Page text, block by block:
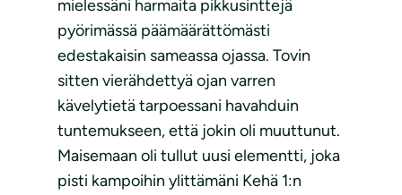
mielessäni harmaita pikkusinttejä
pyörimässä päämäärättömästi
edestakaisin sameassa ojassa. Tovin
sitten vierähdettyä ojan varren
kävelytietä tarpoessani havahduin
tuntemukseen, että jokin oli muuttunut.
Maisemaan oli tullut uusi elementti, joka
pisti kampoihin ylittämäni Kehä 1:n